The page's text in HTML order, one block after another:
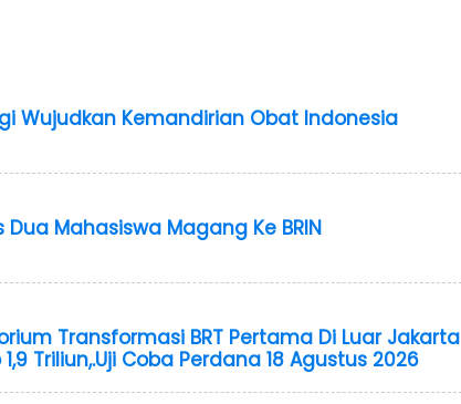
Wujudkan Kemandirian Obat Indonesia
Dua Mahasiswa Magang Ke BRIN
Transformasi BRT Pertama Di Luar Jakarta
Triliun,.Uji Coba Perdana 18 Agustus 2026